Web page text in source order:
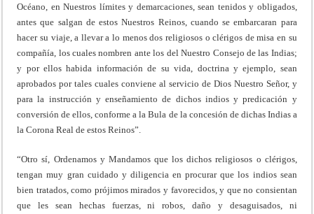
Océano, en Nuestros límites y demarcaciones, sean tenidos y obligados,
antes que salgan de estos Nuestros Reinos, cuando se embarcaran para
hacer su viaje, a llevar a lo menos dos religiosos o clérigos de misa en su
compañía, los cuales nombren ante los del Nuestro Consejo de las Indias;
y por ellos habida información de su vida, doctrina y ejemplo, sean
aprobados por tales cuales conviene al servicio de Dios Nuestro Señor, y
para la instrucción y enseñamiento de dichos indios y predicación y
conversión de ellos, conforme a la Bula de la concesión de dichas Indias a
la Corona Real de estos Reinos”.
“Otro sí, Ordenamos y Mandamos que los dichos religiosos o clérigos,
tengan muy gran cuidado y diligencia en procurar que los indios sean
bien tratados, como prójimos mirados y favorecidos, y que no consientan
que les sean hechas fuerzas, ni robos, daño y desaguisados, ni